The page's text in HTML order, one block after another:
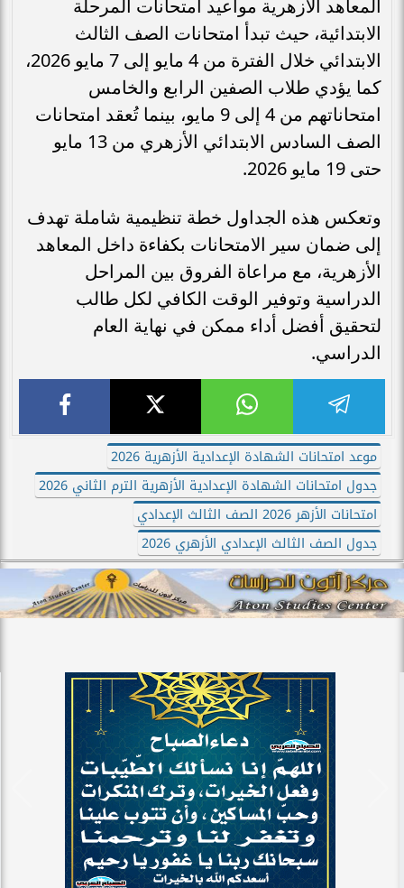
المعاهد الأزهرية مواعيد امتحانات المرحلة
الابتدائية، حيث تبدأ امتحانات الصف الثالث
الابتدائي خلال الفترة من 4 مايو إلى 7 مايو 2026،
كما يؤدي طلاب الصفين الرابع والخامس
امتحاناتهم من 4 إلى 9 مايو، بينما تُعقد امتحانات
الصف السادس الابتدائي الأزهري من 13 مايو
حتى 19 مايو 2026.
وتعكس هذه الجداول خطة تنظيمية شاملة تهدف
إلى ضمان سير الامتحانات بكفاءة داخل المعاهد
الأزهرية، مع مراعاة الفروق بين المراحل
الدراسية وتوفير الوقت الكافي لكل طالب
لتحقيق أفضل أداء ممكن في نهاية العام
الدراسي.
موعد امتحانات الشهادة الإعدادية الأزهرية 2026
جدول امتحانات الشهادة الإعدادية الأزهرية الترم الثاني 2026
امتحانات الأزهر 2026 الصف الثالث الإعدادي
جدول الصف الثالث الإعدادي الأزهري 2026